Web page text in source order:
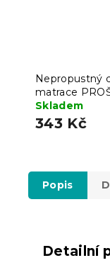
Nepropustný
matrace
120 x 200 cm
Skladem
343 Kč
Popis
Detailní